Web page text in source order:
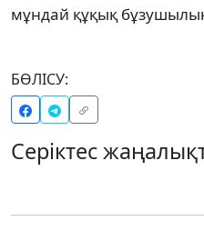
мұндай құқық
БӨЛІСУ:
Серіктес